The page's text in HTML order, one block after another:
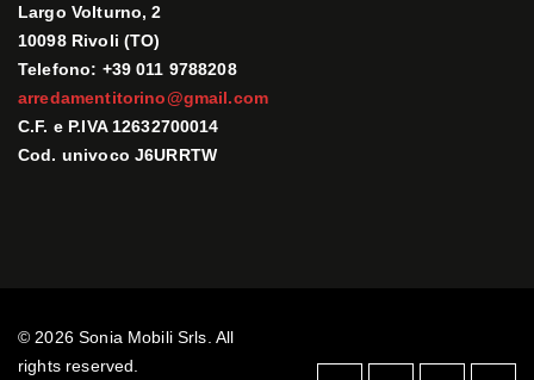
Largo Volturno, 2
10098 Rivoli (TO)
Telefono: +39 011 9788208
arredamentitorino@gmail.com
C.F. e P.IVA 12632700014
Cod. univoco J6URRTW
© 2026 Sonia Mobili Srls. All
rights reserved.